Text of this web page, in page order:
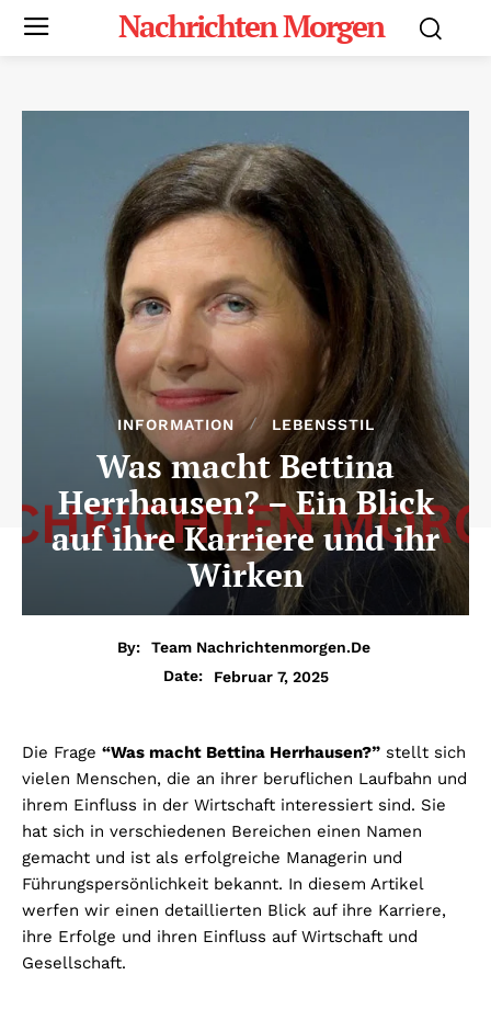
Nachrichten Morgen
INFORMATION LEBENSSTIL
Was macht Bettina
Herrhausen? – Ein Blick
auf ihre Karriere und ihr
Wirken
By:
Team Nachrichtenmorgen.de
Date:
Februar 7, 2025
Die Frage “Was macht Bettina Herrhausen?” stellt sich
vielen Menschen, die an ihrer beruflichen Laufbahn und
ihrem Einfluss in der Wirtschaft interessiert sind. Sie
hat sich in verschiedenen Bereichen einen Namen
gemacht und ist als erfolgreiche Managerin und
Führungspersönlichkeit bekannt. In diesem Artikel
werfen wir einen detaillierten Blick auf ihre Karriere,
ihre Erfolge und ihren Einfluss auf Wirtschaft und
Gesellschaft.